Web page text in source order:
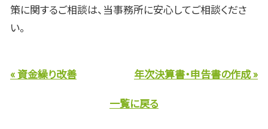
策に関するご相談は、当事務所に安心してご相談くださ
い。
« 資金繰り改善
年次決算書・申告書の作成 »
一覧に戻る